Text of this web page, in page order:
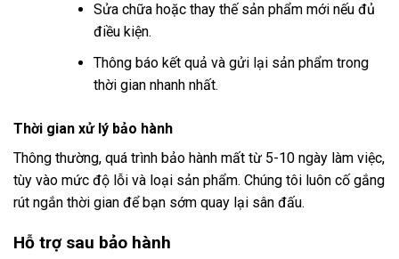
Sửa chữa hoặc thay thế sản phẩm mới nếu đủ
điều kiện.
Thông báo kết quả và gửi lại sản phẩm trong
thời gian nhanh nhất.
Thời gian xử lý bảo hành
Thông thường, quá trình bảo hành mất từ 5-10 ngày làm việc,
tùy vào mức độ lỗi và loại sản phẩm. Chúng tôi luôn cố gắng
rút ngắn thời gian để bạn sớm quay lại sân đấu.
Hỗ trợ sau bảo hành